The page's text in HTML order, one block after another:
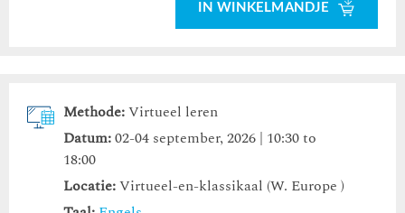
IN WINKELMANDJE
Methode:Virtueel leren
Datum:02-04 september, 2026 | 10:30 to
18:00
Locatie:Virtueel-en-klassikaal (W. Europe )